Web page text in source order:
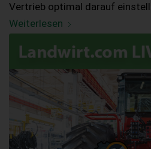
Vertrieb optimal darauf
Weiterlesen